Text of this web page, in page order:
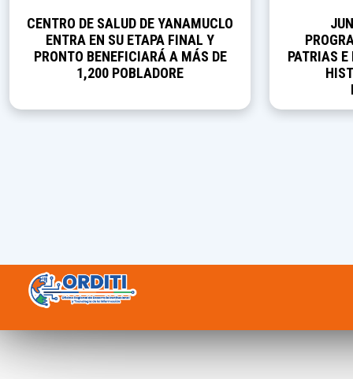
CENTRO DE SALUD DE YANAMUCLO
ENTRA EN SU ETAPA FINAL Y
PRONTO BENEFICIARÁ A MÁS DE
1,200 POBLADORE
PATRIAS